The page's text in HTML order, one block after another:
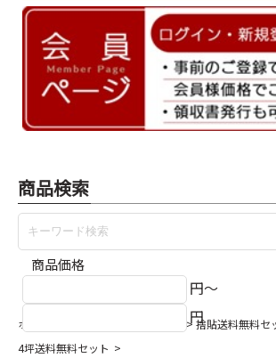
商品検索
商品価格
円～
円
ホーム
捨貼送料無料セ
4坪送料無料セット